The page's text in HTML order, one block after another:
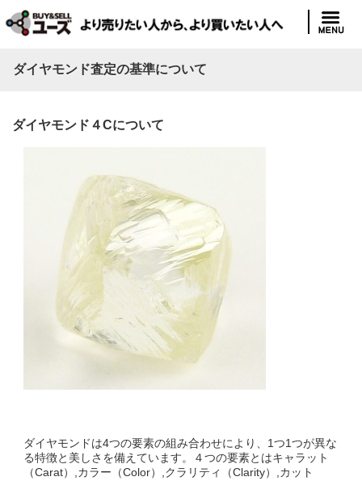
ダイヤモンド査定の基準について
ダイヤモンド４Cについて
ダイヤモンドは4つの要素の組み合わせにより、1つ1つが異な
る特徴と美しさを備えています。４つの要素とはキャラット
（Carat）,カラー（Color）,クラリティ（Clarity）,カット